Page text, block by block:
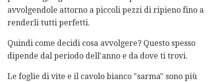
avvolgendole attorno a piccoli pezzi di ripieno fino a
renderli tutti perfetti.
Quindi come decidi cosa avvolgere? Questo spesso
dipende dal periodo dell'anno e da dove ti trovi.
Le foglie di vite e il cavolo bianco "sarma" sono più